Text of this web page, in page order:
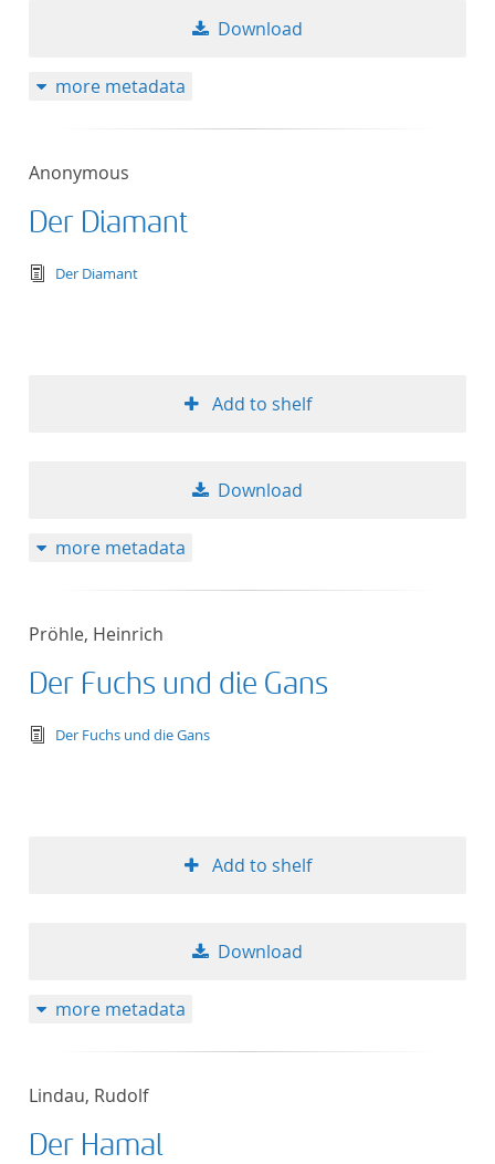
Download
more metadata
Anonymous
Der Diamant
text/tg.edition+tg.aggregation+xml
Der Diamant
Add to shelf
Download
more metadata
Pröhle, Heinrich
Der Fuchs und die Gans
text/tg.edition+tg.aggregation+xml
Der Fuchs und die Gans
Add to shelf
Download
more metadata
Lindau, Rudolf
Der Hamal